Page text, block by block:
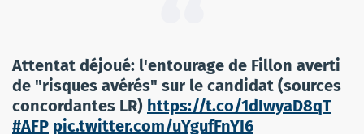
Attentat déjoué: l'entourage de Fillon averti
de "risques avérés" sur le candidat (sources
concordantes LR) https://t.co/1dIwyaD8qT
#AFP pic.twitter.com/uYgufFnYI6